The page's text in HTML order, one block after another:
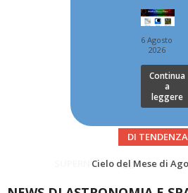
6 Agosto
2026
Continua
a
leggere
DI TENDENZA
SUPERNOVAE aggiornamenti del
Le Comete del mese di Agosto: LA